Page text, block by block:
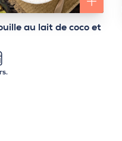
au lait de coco et